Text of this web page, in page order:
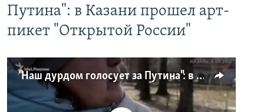
Путина": в Казани прошел арт-
пикет "Открытой России"
"Наш дурдом голосует за Путина": в Казани прошел арт-пикет "Открытой России"